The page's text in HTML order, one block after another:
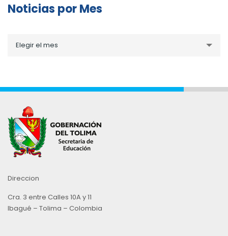
Noticias por Mes
porElegir el mes
Direccion
Cra. 3 entre Calles 10A y 11
Ibagué – Tolima – Colombia